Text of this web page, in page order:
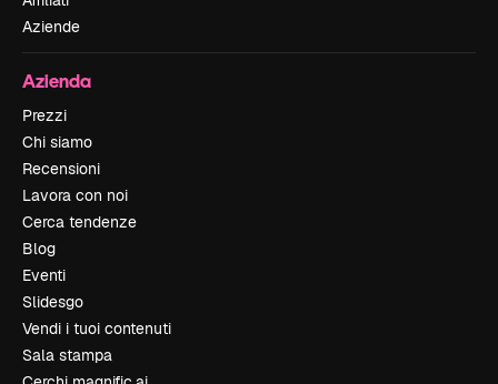
Aziende
Azienda
Prezzi
Chi siamo
Recensioni
Lavora con noi
Cerca tendenze
Blog
Eventi
Slidesgo
Vendi i tuoi contenuti
Sala stampa